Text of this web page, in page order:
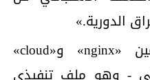
الدورية.»
أدرج المهاجمون الاسمين «nginx» و«cloud»
- وهو ملف تنفيذي